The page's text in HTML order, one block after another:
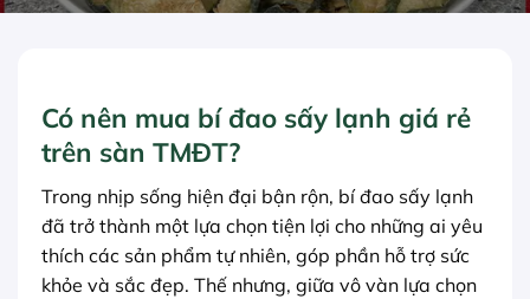
Có nên mua bí đao sấy lạnh giá rẻ
trên sàn TMĐT?
Trong nhịp sống hiện đại bận rộn, bí đao sấy lạnh
đã trở thành một lựa chọn tiện lợi cho những ai yêu
thích các sản phẩm tự nhiên, góp phần hỗ trợ sức
khỏe và sắc đẹp. Thế nhưng, giữa vô vàn lựa chọn